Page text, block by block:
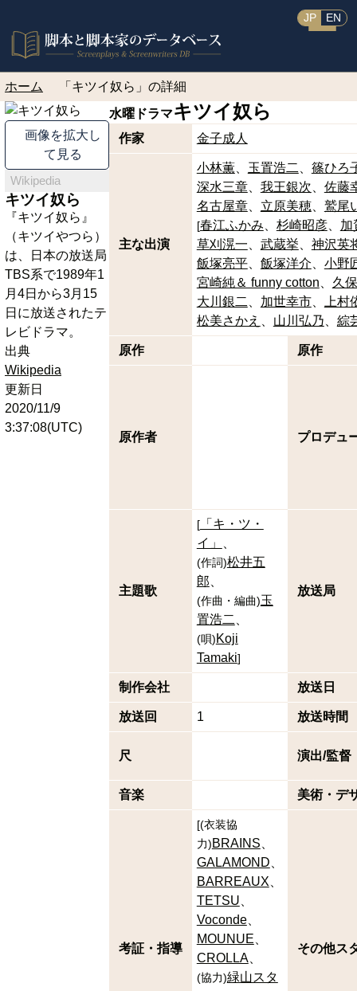
JP EN
ホーム 「キツイ奴ら」の詳細
画像を拡大し
て見る
Wikipedia
キツイ奴ら
『キツイ奴ら』
（キツイやつら）
は、日本の放送局
TBS系で1989年1
月4日から3月15
日に放送されたテ
レビドラマ。
出典
Wikipedia
更新日
2020/11/9
3:37:08(UTC)
水曜ドラマキツイ奴ら
作家 金子成人
主な出演
小林薫 玉置浩二
篠ひろ
深水三章
我王銀次
佐藤
名古屋章
立原美穂 鷲尾
[春江ふかみ 杉崎昭彦
加
草刈滉一
武蔵挙
神沢英
飯塚亮平
飯塚洋介
小野
宮崎純＆ funny cotton
久
大川銀二
加世幸市
上村
松美さかえ
山川弘乃 綜
原作 原作
原作者 プロデュ
主題歌
[「キ・ツ・
イ」
(作詞 )松井五
郎
(作曲・編曲)玉
置浩二
(唄) Koji
Tamaki]
放送局
制作会社 放送日
放送回 1 放送時間
尺 演出/監督
音楽 美術・デ
考証・指導
[(衣装協
力) BRAINS
GALAMOND
BARREAUX
TETSU
Voconde
MOUNUE
CROLLA
(協力)緑山スタ
その他ス